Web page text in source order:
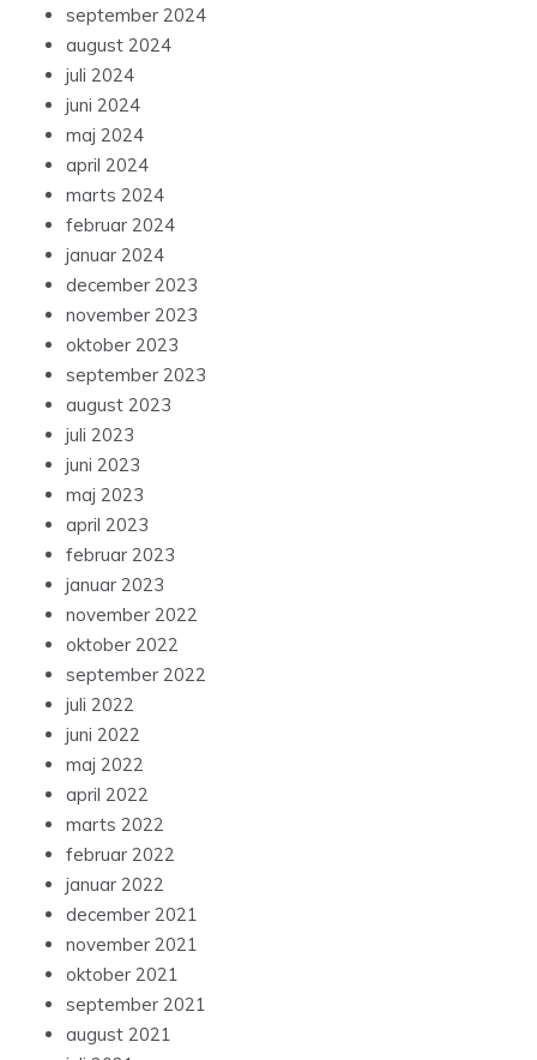
september 2024
august 2024
juli 2024
juni 2024
maj 2024
april 2024
marts 2024
februar 2024
januar 2024
december 2023
november 2023
oktober 2023
september 2023
august 2023
juli 2023
juni 2023
maj 2023
april 2023
februar 2023
januar 2023
november 2022
oktober 2022
september 2022
juli 2022
juni 2022
maj 2022
april 2022
marts 2022
februar 2022
januar 2022
december 2021
november 2021
oktober 2021
september 2021
august 2021